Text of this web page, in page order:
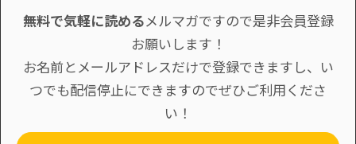
無料で気軽に読めるメルマガですので是非会員登録
お願いします！
お名前とメールアドレスだけで登録できますし、い
つでも配信停止にできますのでぜひご利用くださ
い！